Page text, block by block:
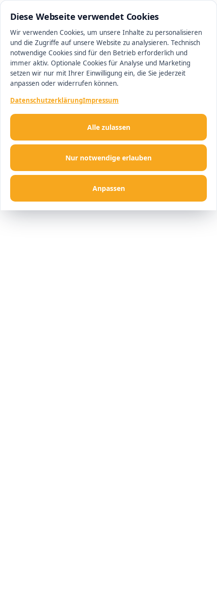
Diese Webseite verwendet Cookies
Wir verwenden Cookies, um unsere Inhalte zu personalisieren
und die Zugriffe auf unsere Website zu analysieren. Technisch
notwendige Cookies sind für den Betrieb erforderlich und
immer aktiv. Optionale Cookies für Analyse und Marketing
setzen wir nur mit Ihrer Einwilligung ein, die Sie jederzeit
anpassen oder widerrufen können.
DatenschutzerklärungImpressum
Nur notwendige erlauben
Anpassen
Alle zulassen